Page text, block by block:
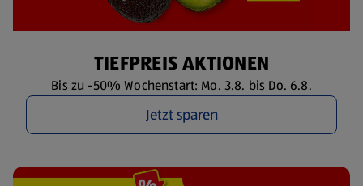
TIEFPREIS AKTIONEN
Bis zu -50% Wochenstart: Mo. 3.8. bis Do. 6.8.
Jetzt sparen